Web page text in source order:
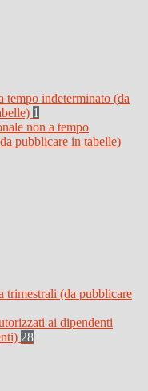
tempo indeterminato (da
1
non a tempo
pubblicare in tabelle)
trimestrali (da pubblicare
ai dipendenti
28